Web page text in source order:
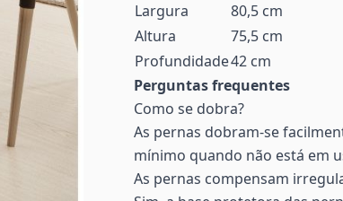
Largura
80,5 cm
Altura
75,5 cm
Profundidade42 cm
Perguntas frequentes
Como se dobra?
As pernas dobram-se
mínimo quando não está em
As pernas compensam